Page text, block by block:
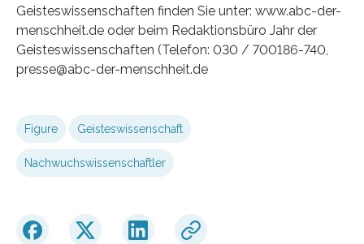
Geisteswissenschaften finden Sie unter: www.abc-der-
menschheit.de oder beim Redaktionsbüro Jahr der
Geisteswissenschaften (Telefon: 030 / 700186-740,
presse@abc-der-menschheit.de
Figure Geisteswissenschaft
Nachwuchswissenschaftler